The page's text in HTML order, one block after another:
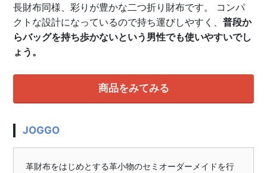
長財布同様、彩りが豊かな二つ折り財布です。 コンパ
クトな設計になっているので持ち運びしやすく、普段か
らバッグを持ち歩かないという男性でも使いやすいでし
ょう。
商品をみてみる
JOGGO
革財布をはじめとする革小物のセミオーダーメイドを行